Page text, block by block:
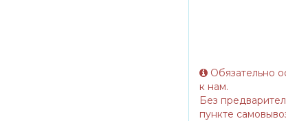
Обязательно
к нам.
Без
пункте